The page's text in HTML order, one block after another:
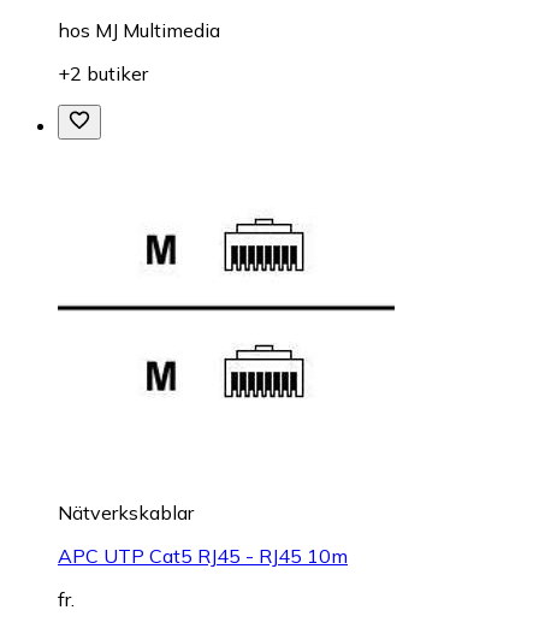
hos MJ Multimedia
+2 butiker
Nätverkskablar
APC UTP Cat5 RJ45 - RJ45 10m
fr.